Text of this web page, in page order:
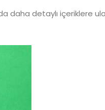
daha detaylı içeriklere